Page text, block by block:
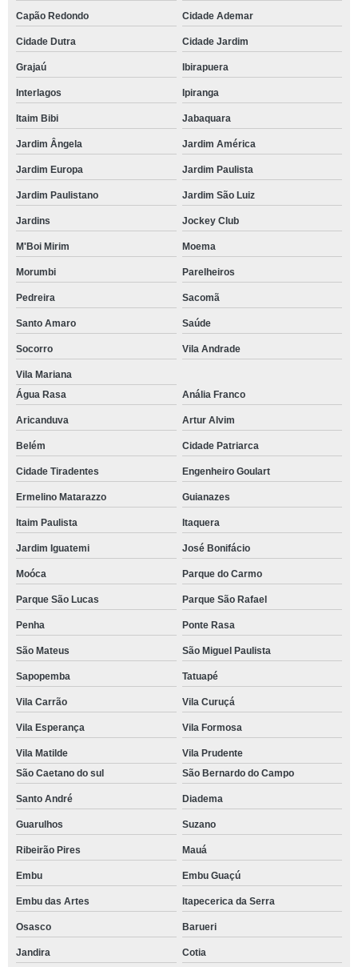
Capão Redondo Cidade Ademar
Cidade Dutra Cidade Jardim
Grajaú Ibirapuera
Interlagos Ipiranga
Itaim Bibi Jabaquara
Jardim Ângela Jardim América
Jardim Europa Jardim Paulista
Jardim Paulistano Jardim São Luiz
Jardins Jockey Club
M'Boi Mirim Moema
Morumbi Parelheiros
Pedreira Sacomã
Santo Amaro Saúde
Socorro Vila Andrade
Vila Mariana
Água Rasa
Anália Franco
Aricanduva Artur Alvim
Belém Cidade Patriarca
Cidade Tiradentes Engenheiro Goulart
Ermelino Matarazzo Guianazes
Itaim Paulista Itaquera
Jardim Iguatemi José Bonifácio
Moóca Parque do Carmo
Parque São Lucas Parque São Rafael
Penha Ponte Rasa
São Mateus São Miguel Paulista
Sapopemba Tatuapé
Vila Carrão Vila Curuçá
Vila Esperança Vila Formosa
Vila Matilde
Vila Prudente
São Caetano do sul
São Bernardo do Campo
Santo André Diadema
Guarulhos Suzano
Ribeirão Pires Mauá
Embu Embu Guaçú
Embu das Artes Itapecerica da Serra
Osasco Barueri
Jandira Cotia